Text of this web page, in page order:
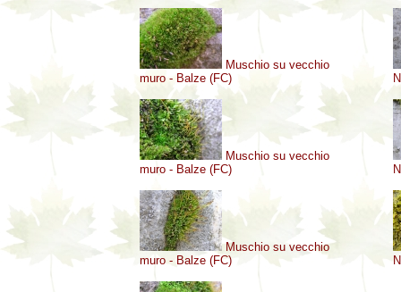
Muschio su vecchio
muro - Balze (FC)
Muschio su vecchio
muro - Balze (FC)
Muschio su vecchio
muro - Balze (FC)